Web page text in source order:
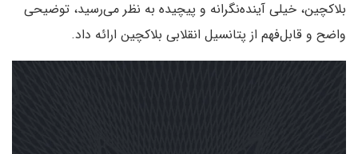
بلاکچین، خیلی آینده‌نگرانه و پیچیده به نظر می‌رسید، توضیحی
واضح و قابل‌فهم از پتانسیل انقلابی بلاکچین ارائه داد.